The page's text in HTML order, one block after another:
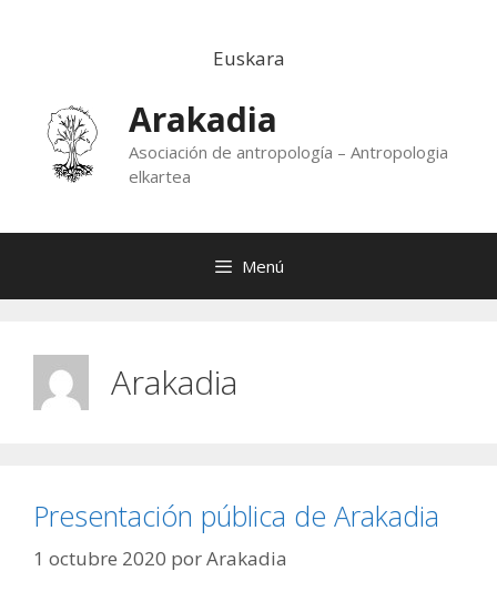
Euskara
Arakadia
Asociación de antropología – Antropologia
elkartea
Menú
Arakadia
Presentación pública de Arakadia
1 octubre 2020 porArakadia